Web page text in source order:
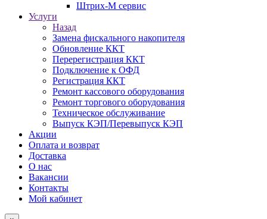
Штрих-М сервис
Услуги
Назад
Замена фискального накопителя
Обновление ККТ
Перерегистрация ККТ
Подключение к ОФД
Регистрация ККТ
Ремонт кассового оборудования
Ремонт торгового оборудования
Техническое обслуживание
Выпуск КЭП/Перевыпуск КЭП
Акции
Оплата и возврат
Доставка
О нас
Вакансии
Контакты
Мой кабинет